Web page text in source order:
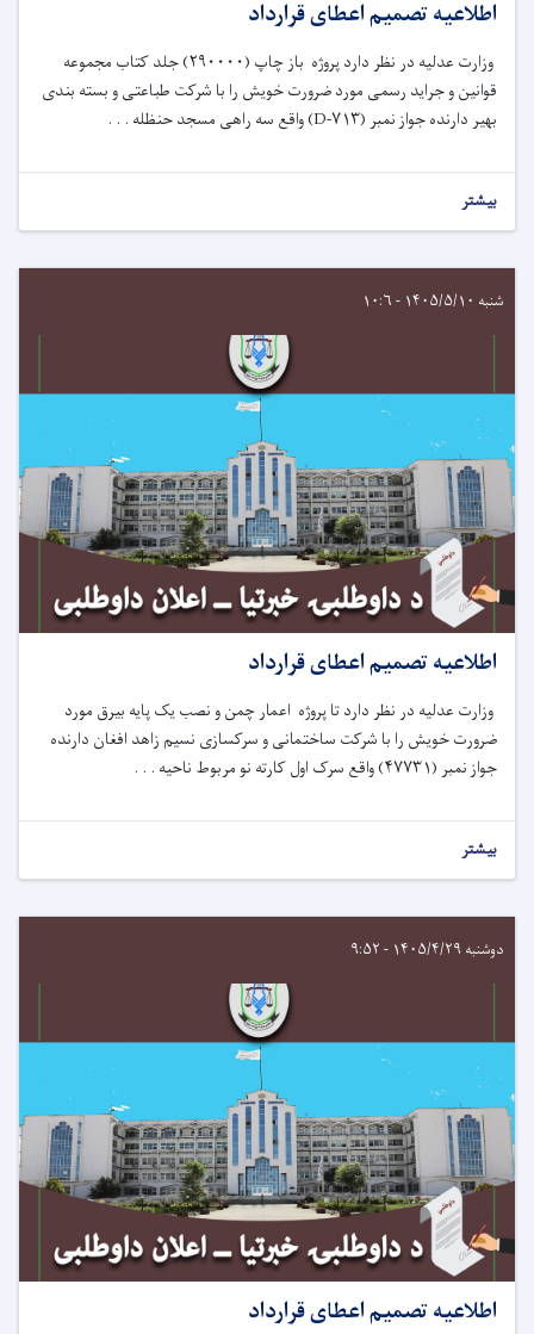
اطلاعیه تصمیم اعطای قرارداد
وزارت عدلیه در نظر دارد پروژه باز چاپ (۲۹۰۰۰۰)جلد کتاب مجموعه
قوانین و جراید رسمی مورد ضرورت خویش را با شرکت طباعتی و بسته بندی
بهیر دارنده جواز نمبر (۷۱۳- D
)واقع سه راهی مسجد حنظله . . .
بیشتر
شنبه ۱۴۰۵/۵/۱۰ - ۱۰:۶
اطلاعیه تصمیم اعطای قرارداد
وزارت عدلیه در نظر داردتاپروژه اعمار چمن و نصب یک پایه بیرق مورد
ضرورت خویش را با شرکت ساختمانی و سرکسازی نسیم زاهد افغان دارنده
جواز نمبر (۴۷۷۳۱)واقع سرک اول کارته نو مربوط ناحیه . . .
بیشتر
دوشنبه ۱۴۰۵/۴/۲۹ - ۹:۵۲
اطلاعیه تصمیم اعطای قرارداد